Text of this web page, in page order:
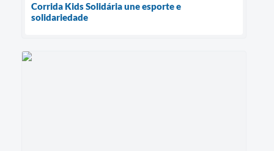
Corrida Kids Solidária une esporte e
solidariedade